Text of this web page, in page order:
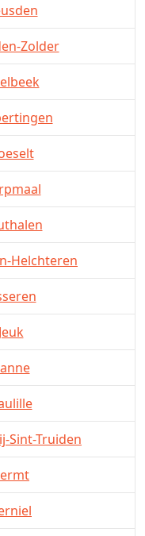
Zolder
Helchteren
Sint-Truiden